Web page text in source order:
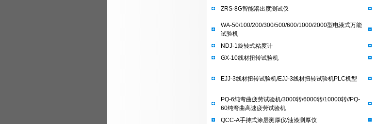
ZRS-8G智能溶出度测试仪
WA-50/100/200/300/500/600/1000/2000型电液式万能
试验机
NDJ-1旋转式粘度计
GX-10线材扭转试验机
EJJ-3线材扭转试验机/EJJ-3线材扭转试验机PLC机型
PQ-6纯弯曲疲劳试验机/3000转/6000转/10000转//PQ-
60纯弯曲高速疲劳试验机
QCC-A手持式涂层测厚仪/油漆测厚仪